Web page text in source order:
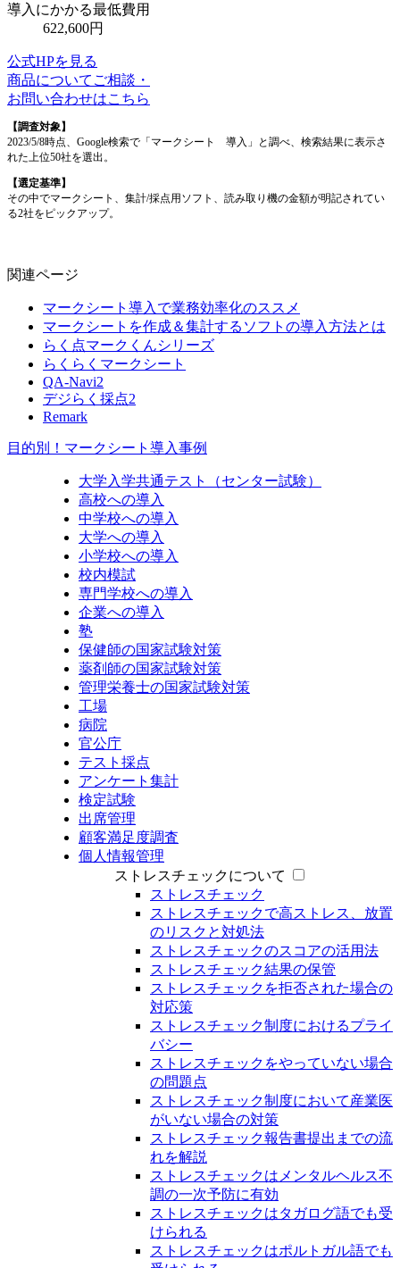
導入にかかる最低費用
622,600円
公式HPを見る
商品についてご相談・
お問い合わせはこちら
【調査対象】
2023/5/8時点、Google検索で「マークシート 導入」と調べ、検索結果に表示さ
れた上位50社を選出。
【選定基準】
その中でマークシート、集計/採点用ソフト、読み取り機の金額が明記されてい
る2社をピックアップ。
関連ページ
マークシート導入で業務効率化のススメ
マークシートを作成＆集計するソフトの導入方法とは
らく点マークくんシリーズ
らくらくマークシート
QA-Navi2
デジらく採点2
Remark
目的別！マークシート導入事例
大学入学共通テスト（センター試験）
高校への導入
中学校への導入
大学への導入
小学校への導入
校内模試
専門学校への導入
企業への導入
塾
保健師の国家試験対策
薬剤師の国家試験対策
管理栄養士の国家試験対策
工場
病院
官公庁
テスト採点
アンケート集計
検定試験
出席管理
顧客満足度調査
個人情報管理
ストレスチェックについて
ストレスチェック
ストレスチェックで高ストレス、放置
のリスクと対処法
ストレスチェックのスコアの活用法
ストレスチェック結果の保管
ストレスチェックを拒否された場合の
対応策
ストレスチェック制度におけるプライ
バシー
ストレスチェックをやっていない場合
の問題点
ストレスチェック制度において産業医
がいない場合の対策
ストレスチェック報告書提出までの流
れを解説
ストレスチェックはメンタルヘルス不
調の一次予防に有効
ストレスチェックはタガログ語でも受
けられる
ストレスチェックはポルトガル語でも